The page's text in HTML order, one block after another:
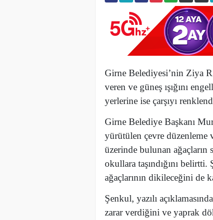
Girne Belediyesi’nin Ziya
veren ve güneş ışığını
yerlerine ise çarşıyı
Girne Belediye Başkanı
yürütülen çevre düzenleme
üzerinde bulunan ağaçların
okullara taşındığını
ağaçlarının dikileceğini de
Şenkul, yazılı
zarar verdiğini ve yaprak